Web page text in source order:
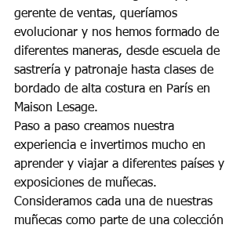
gerente de ventas, queríamos
evolucionar y nos hemos formado de
diferentes maneras, desde escuela de
sastrería y patronaje hasta clases de
bordado de alta costura en París en
Maison Lesage.
Paso a paso creamos nuestra
experiencia e invertimos mucho en
aprender y viajar a diferentes países y
exposiciones de muñecas.
Consideramos cada una de nuestras
muñecas como parte de una colección